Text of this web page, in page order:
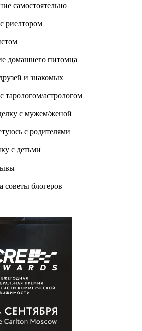
самостоятельно
риелтором
домашнего питомца
и знакомых
тарологом/астрологом
с мужем/женой
с родителями
с детьми
советы блогеров